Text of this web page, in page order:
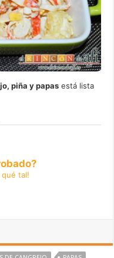
piña y papas está lista
qué tal!